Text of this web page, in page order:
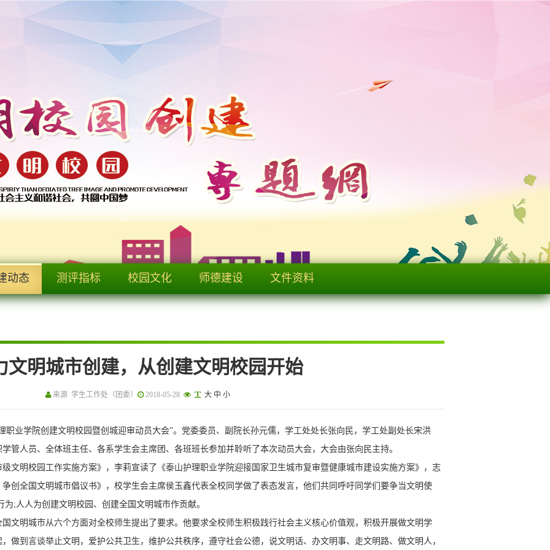
动态 测评指标 校园文化 师德建设 文件资料
文明城市创建，从创建文明校园开始
来源 学生工作处（团委） 2018-05-28 大 中 小
学院创建文明校园暨创城迎审动员大会”。党委委员、副院长孙元儒，学工处处长张向民，学工处副处长宋洪
管人员、全体班主任、各系学生会主席团、各班班长参加并聆听了本次动员大会，大会由张向民主持。
明校园工作实施方案》，李莉宣读了《泰山护理职业学院迎接国家卫生城市复审暨健康城市建设实施方案》，志
创全国文明城市倡议书》，校学生会主席侯玉鑫代表全校同学做了表态发言，他们共同呼吁同学们要争当文明使
;人人为创建文明校园、创建全国文明城市作贡献。
明城市从六个方面对全校师生提出了要求。他要求全校师生积极践行社会主义核心价值观，积极开展做文明学
做到言谈举止文明，爱护公共卫生，维护公共秩序，遵守社会公德，说文明话、办文明事、走文明路、做文明人，